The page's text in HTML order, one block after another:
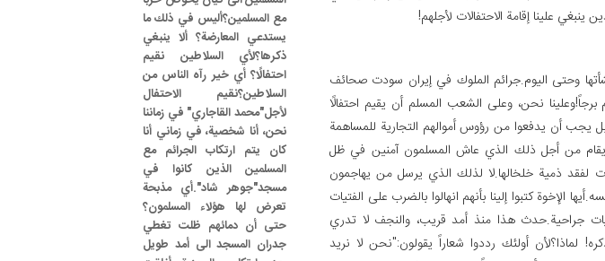
علينا إقامة الاحتفالات لأجلهم!
وحتى اليوم.جرائم الملوك في إيران سودت صحائف
برجاً!وعلينا نحن، وعلى الشعب المسلم أن يقيم احتفالًا
يجب أن يدفعوا من رؤوس أموالهم التجارية للمساهمة
يقام من أجل ذلك الذي عاش المسلمون آمنين في ظل
ذمية خلخالها.لا لذلك الذي يرسل من يهاجمون
الإخوة كتبوا إلينا بأنهم انهالوا بالضرب على الفتيات
جراحية.حدث هذا منذ أمد قريب، والنجف لا تدري
لماذا؟لأن أولئك رددوا شعاراً يقولون:"نحن لا نريد
مع المسلمين؟أليس في ذلك ما
يستدعي المعارضة؟ ألا ينبغي
ذكرها؟لأي السلاطين نقيم
احتفالًا؟ أي خير رآه الناس من
السلاطين؟نقيم الاحتفال
لأجل"محمد القاجاري" في زماننا
نحن، أنا شخصية، في زماني أنا
كان يتم ارتكاب الجرائم مع
المسلمين الذين كانوا في
مسجد"جوهر شاد".أي مذبحة
تعرض لها هؤلاء المسلمون؟
حتى أن دمائهم ظلت تغطي
جدران المسجد الى أمد طويل